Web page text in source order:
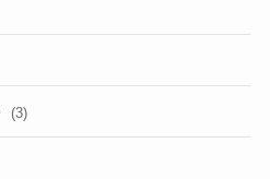
(3)